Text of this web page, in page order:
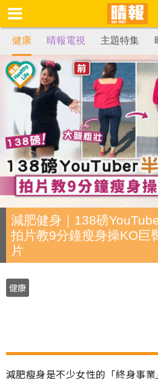
健康 晴報電視 主題特集
減肥健身｜138磅
拍片教9分鐘瘦身操KO巨
片
健康
減肥瘦身是不少女性的「終身事